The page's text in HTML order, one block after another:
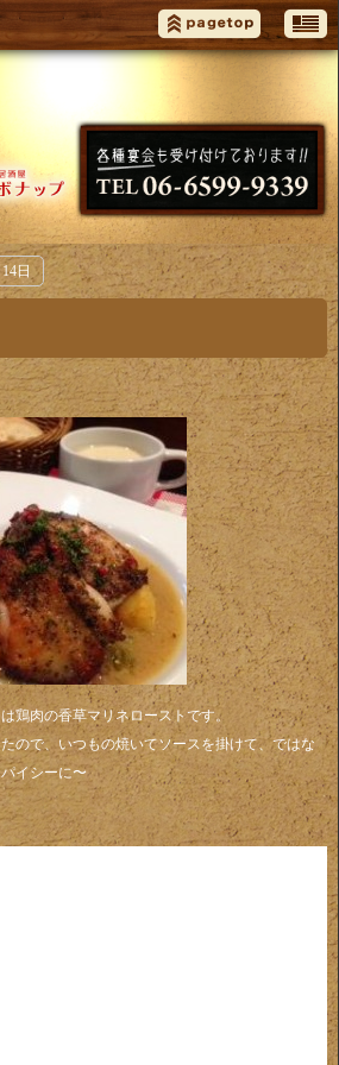
日
鶏肉の香草マリネローストです。
ので、いつもの焼いてソースを掛けて、ではな
イシーに〜